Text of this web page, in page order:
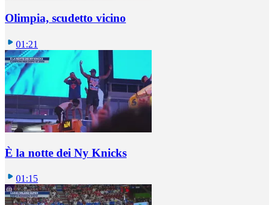
Olimpia, scudetto vicino
01:21
È la notte dei Ny Knicks
01:15